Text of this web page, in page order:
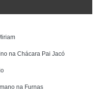
na Chácara Pai Jacó
na Furnas